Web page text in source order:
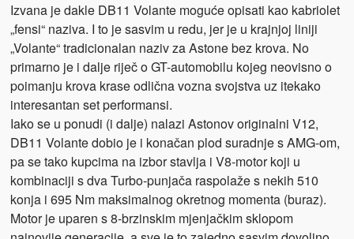
Izvana je dakle DB11 Volante moguće opisati kao kabriolet
„fensi“ naziva. I to je sasvim u redu, jer je u krajnjoj liniji
„Volante“ tradicionalan naziv za Astone bez krova. No
primarno je i dalje riječ o GT-automobilu kojeg neovisno o
poimanju krova krase odlična vozna svojstva uz itekako
interesantan set performansi.
Iako se u ponudi (i dalje) nalazi Astonov originalni V12,
DB11 Volante dobio je i konačan plod suradnje s AMG-om,
pa se tako kupcima na izbor stavlja i V8-motor koji u
kombinaciji s dva Turbo-punjača raspolaže s nekih 510
konja i 695 Nm maksimalnog okretnog momenta (buraz).
Motor je uparen s 8-brzinskim mjenjačkim sklopom